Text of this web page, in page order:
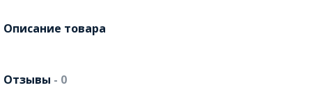
Описание товара
Отзывы - 0